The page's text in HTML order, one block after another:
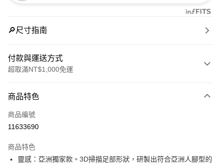
🔎尺寸指南
付款與運送方式
超取滿NT$1,000免運
信用卡一次付款
信用卡分期付款
合作金庫商業銀行
華南商業銀行
彰化商業銀行
LINE Pay
商品特色
商品編號
11633690
商品特色
靈感：亞洲獨家款。3D掃描足部形狀，研製出符合亞洲人腳型的